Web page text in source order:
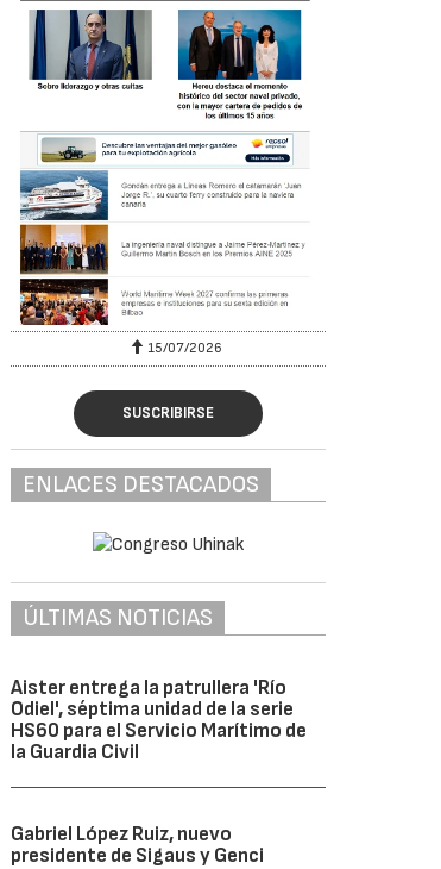
15/07/2026
SUSCRIBIRSE
ENLACES DESTACADOS
ÚLTIMAS NOTICIAS
Aister entrega la patrullera 'Río
Odiel', séptima unidad de la serie
HS60 para el Servicio Marítimo de
la Guardia Civil
Gabriel López Ruiz, nuevo
presidente de Sigaus y Genci